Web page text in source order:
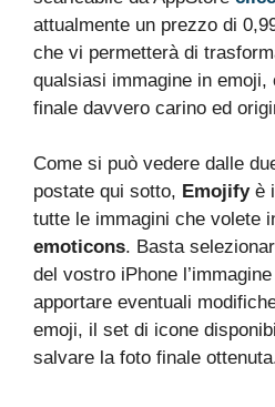
attualmente un prezzo di
che vi permetterà di
qualsiasi immagine in emoji,
finale davvero carino ed
Come si può vedere dalle
postate qui sotto, Emojifyè
tutte le immagini che volete
emoticons. Basta
del vostro iPhone
apportare eventuali
emoji, il set di icone
salvare la foto finale